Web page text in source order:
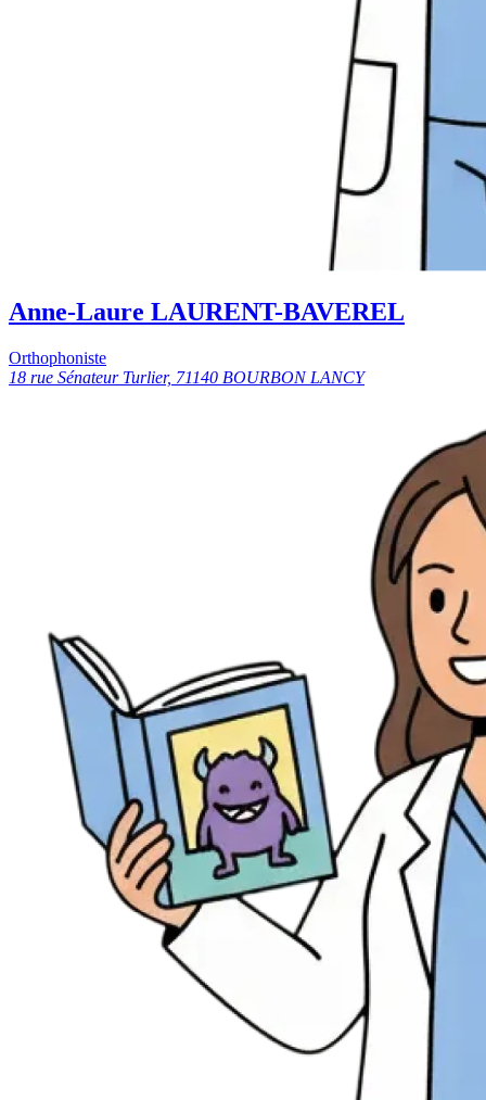
Anne-Laure LAURENT-BAVEREL
Orthophoniste
18 rue Sénateur Turlier, 71140 BOURBON LANCY